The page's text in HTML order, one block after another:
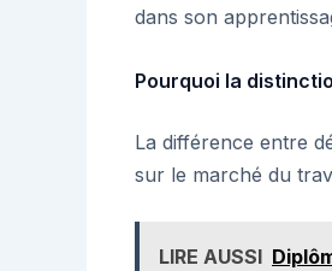
dans son
Pourquoi la
La différence entre
sur le marché du
LIRE AUSSI